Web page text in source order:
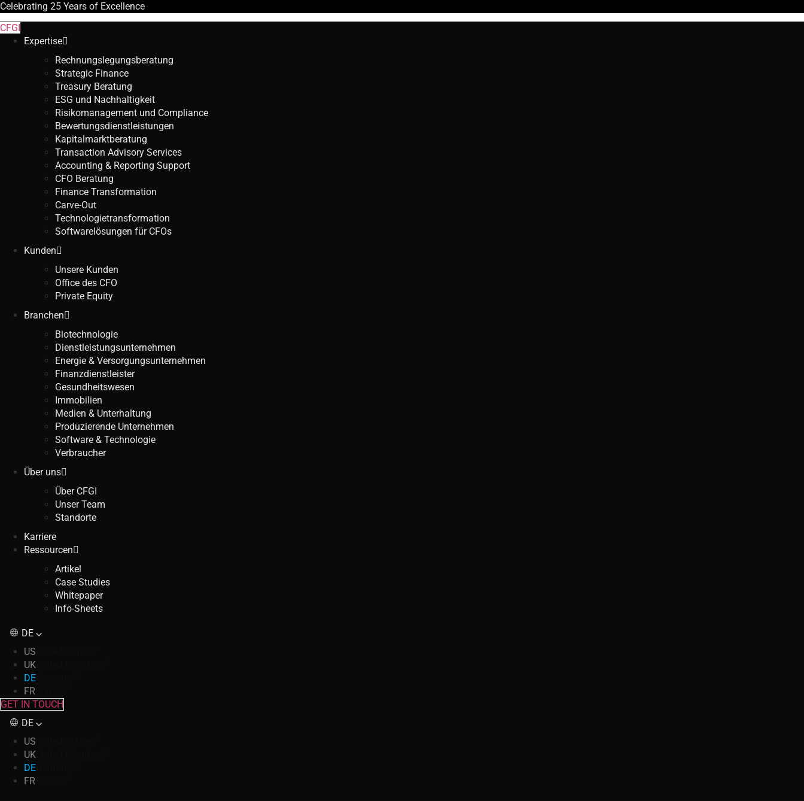
Celebrating 25 Years of Excellence
CFGI
Expertise
Rechnungslegungsberatung
Strategic Finance
Treasury Beratung
ESG und Nachhaltigkeit
Risikomanagement und Compliance
Bewertungsdienstleistungen
Kapitalmarktberatung
Transaction Advisory Services
Accounting & Reporting Support
CFO Beratung
Finance Transformation
Carve-Out
Technologietransformation
Softwarelösungen für CFOs
Kunden
Unsere Kunden
Office des CFO
Private Equity
Branchen
Biotechnologie
Dienstleistungsunternehmen
Energie & Versorgungsunternehmen
Finanzdienstleister
Gesundheitswesen
Immobilien
Medien & Unterhaltung
Produzierende Unternehmen
Software & Technologie
Verbraucher
Über uns
Über CFGI
Unser Team
Standorte
Karriere
Ressourcen
Artikel
Case Studies
Whitepaper
Info-Sheets
DE
US
UK
DE
FR
GET IN TOUCH
DE
US
UK
DE
FR